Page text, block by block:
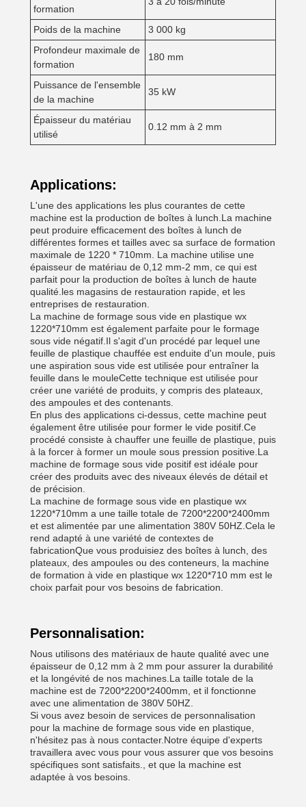
formation
Poids de la machine
3 000 kg
Profondeur maximale de
formation
180 mm
Puissance de l'ensemble
de la machine
35 kW
Épaisseur du matériau
utilisé
0.12 mm à 2 mm
Applications:
L'une des applications les plus courantes de cette
machine est la production de boîtes à lunch.La machine
peut produire efficacement des boîtes à lunch de
différentes formes et tailles avec sa surface de formation
maximale de 1220 * 710mm. La machine utilise une
épaisseur de matériau de 0,12 mm-2 mm, ce qui est
parfait pour la production de boîtes à lunch de haute
qualité.les magasins de restauration rapide, et les
entreprises de restauration.
La machine de formage sous vide en plastique wx
1220*710mm est également parfaite pour le formage
sous vide négatif.Il s'agit d'un procédé par lequel une
feuille de plastique chauffée est enduite d'un moule, puis
une aspiration sous vide est utilisée pour entraîner la
feuille dans le mouleCette technique est utilisée pour
créer une variété de produits, y compris des plateaux,
des ampoules et des contenants.
En plus des applications ci-dessus, cette machine peut
également être utilisée pour former le vide positif.Ce
procédé consiste à chauffer une feuille de plastique, puis
à la forcer à former un moule sous pression positive.La
machine de formage sous vide positif est idéale pour
créer des produits avec des niveaux élevés de détail et
de précision.
La machine de formage sous vide en plastique wx
1220*710mm a une taille totale de 7200*2200*2400mm
et est alimentée par une alimentation 380V 50HZ.Cela le
rend adapté à une variété de contextes de
fabricationQue vous produisiez des boîtes à lunch, des
plateaux, des ampoules ou des conteneurs, la machine
de formation à vide en plastique wx 1220*710 mm est le
choix parfait pour vos besoins de fabrication.
Personnalisation:
Nous utilisons des matériaux de haute qualité avec une
épaisseur de 0,12 mm à 2 mm pour assurer la durabilité
et la longévité de nos machines.La taille totale de la
machine est de 7200*2200*2400mm, et il fonctionne
avec une alimentation de 380V 50HZ.
Si vous avez besoin de services de personnalisation
pour la machine de formage sous vide en plastique,
n'hésitez pas à nous contacter.Notre équipe d'experts
travaillera avec vous pour vous assurer que vos besoins
spécifiques sont satisfaits., et que la machine est
adaptée à vos besoins.